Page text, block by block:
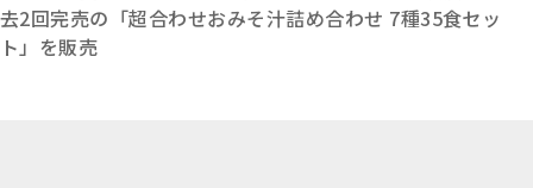
去2回完売の「超合わせおみそ汁詰め合わせ 7種35食セッ
ト」を販売